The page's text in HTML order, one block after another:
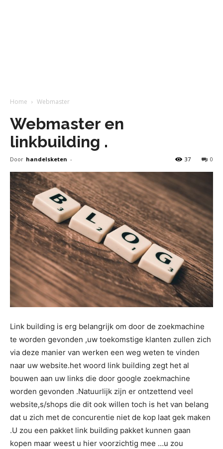
Home Webmaster
Webmaster en
linkbuilding .
Door handelsketen - 0
37
Link building is erg belangrijk om door de zoekmachine
te worden gevonden ,uw toekomstige klanten zullen zich
via deze manier van werken een weg weten te vinden
naar uw website.het woord link building zegt het al
bouwen aan uw links die door google zoekmachine
worden gevonden .Natuurlijk zijn er ontzettend veel
website,s/shops die dit ook willen toch is het van belang
dat u zich met de concurentie niet de kop laat gek maken
.U zou een pakket link building pakket kunnen gaan
kopen maar weest u hier voorzichtig mee …u zou